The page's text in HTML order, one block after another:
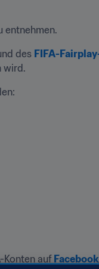
entnehmen.
des FIFA-
wird.
Konten auf Facebook